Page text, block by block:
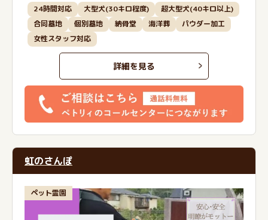
24時間対応 大型犬(30キロ程度)
超大型犬(40キロ以上)
合同墓地
個別墓地 納骨堂 海洋葬
パウダー加工
女性スタッフ対応
詳細を見る
虹のさんぽ
ペット霊園